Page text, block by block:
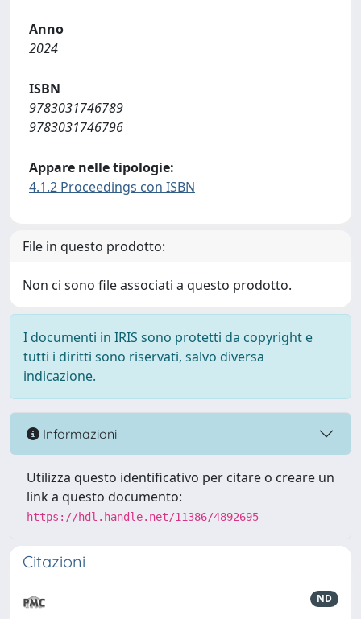
Anno
2024
ISBN
9783031746789
9783031746796
Appare nelle tipologie:
4.1.2 Proceedings con ISBN
File in questo prodotto:
Non ci sono file associati a questo prodotto.
I documenti in IRIS sono protetti da copyright e
tutti i diritti sono riservati, salvo diversa
indicazione.
Informazioni
Utilizza questo identificativo per citare o creare un
link a questo documento:
https://hdl.handle.net/11386/4892695
Citazioni
ND